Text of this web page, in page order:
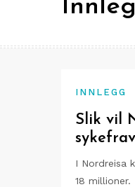
INNLEGG
Slik vil
I Nordreisa
18 millioner.